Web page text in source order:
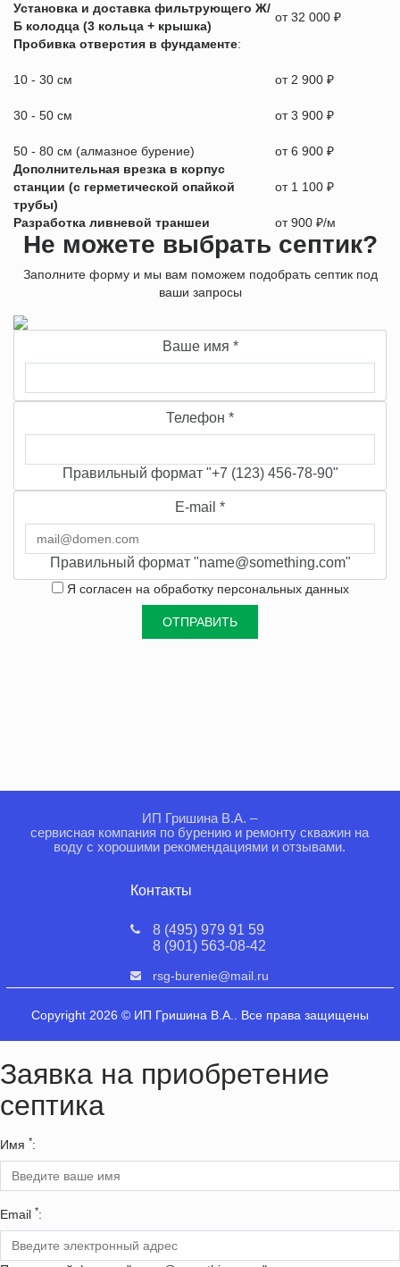
Установка и доставка фильтрующего Ж/
Б колодца (3 кольца + крышка)
от 32 000 ₽
Пробивка отверстия в фундаменте:
10 - 30 см
30 - 50 см
50 - 80 см (алмазное бурение)
от 2 900 ₽
от 3 900 ₽
от 6 900 ₽
Дополнительная врезка в корпус
станции (с герметической опайкой
трубы)
от 1 100 ₽
Разработка ливневой траншеи от 900 ₽/м
Не можете выбрать септик?
Заполните форму и мы вам поможем подобрать септик под
ваши запросы
Ваше имя *
Телефон *
Правильный формат "+7 (123) 456-78-90"
E-mail *
Правильный формат "name@something.com"
Я согласен на обработку персональных данных
ИП Гришина В.А. –
сервисная компания по бурению и ремонту скважин на
воду с хорошими рекомендациями и отзывами.
Контакты
8 (495) 979 91 59
8 (901) 563-08-42
rsg-burenie@mail.ru
Copyright 2026 © ИП Гришина В.А.. Все права защищены
Заявка на приобретение
септика
Имя *:
Email *: